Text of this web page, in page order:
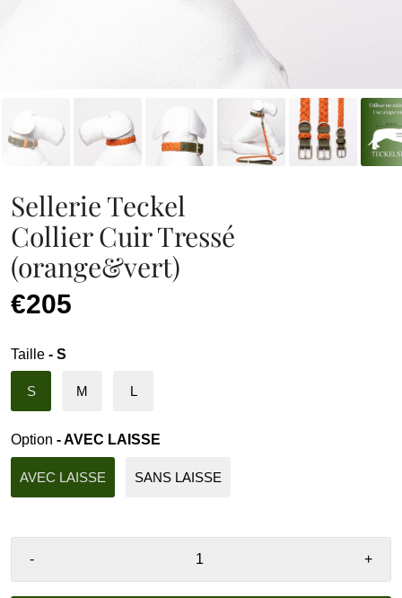
Sellerie Teckel
Collier Cuir Tressé
(orange&vert)
€205
Taille - S
S M L
Option - AVEC LAISSE
AVEC LAISSE SANS LAISSE
- +